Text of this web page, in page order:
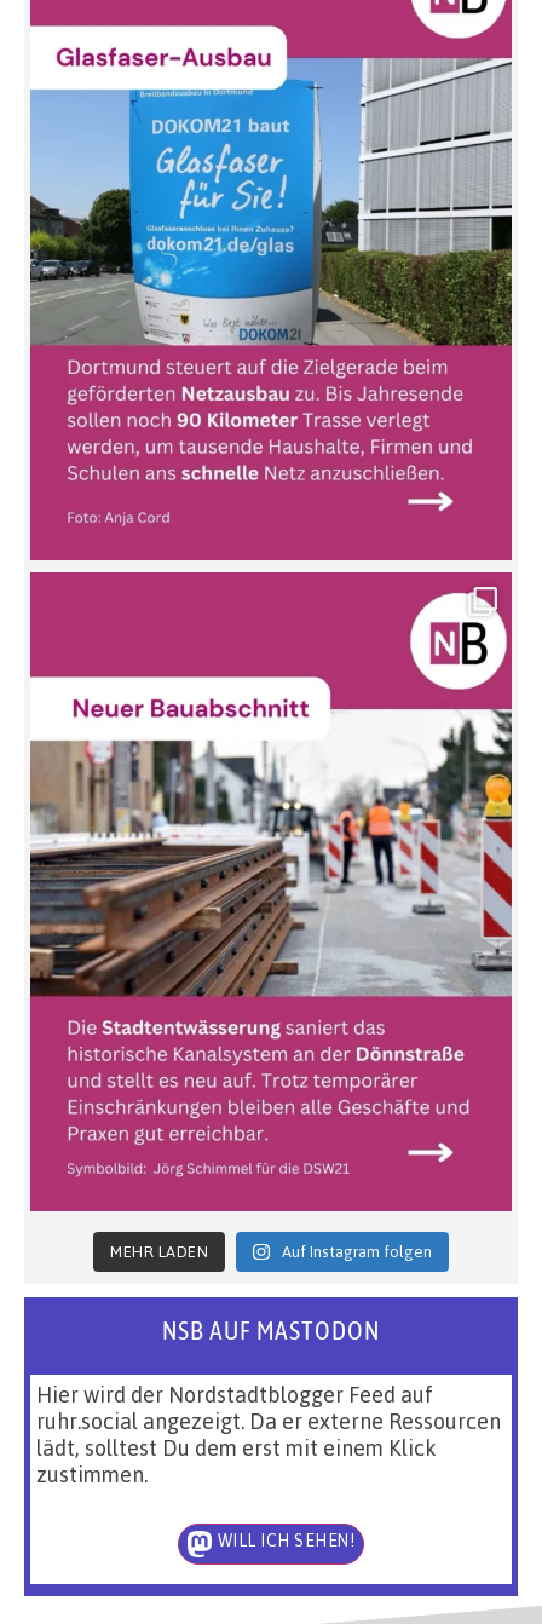
MEHR LADEN Auf Instagram folgen
NSB AUF MASTODON
Hier wird der Nordstadtblogger Feed auf
ruhr.social angezeigt. Da er externe Ressourcen
lädt, solltest Du dem erst mit einem Klick
zustimmen.
WILL ICH SEHEN!